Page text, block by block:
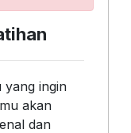
yang ingin
akan
dan